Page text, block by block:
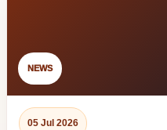
NEWS
05 Jul 2026